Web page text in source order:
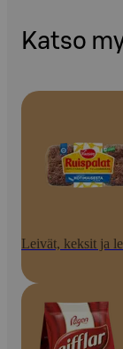
Katso
Leivät, keksit ja